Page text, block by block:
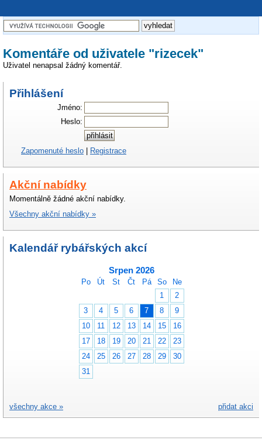
Komentáře od uživatele "rizecek"
Uživatel nenapsal žádný komentář.
Přihlášení
Jméno:
Heslo:
Zapomenuté heslo Registrace
Akční nabídky
Momentálně žádné akční nabídky.
Všechny akční nabídky »
Kalendář rybářských akcí
Srpen 2026
Po Út St Čt Pá So
Ne
1
2
3
4 5 6 7 8
9
10
11 12 13 14 15
16
17
18 19 20 21 22
23
24
25 26 27 28 29
30
31
přidat akci
všechny akce »